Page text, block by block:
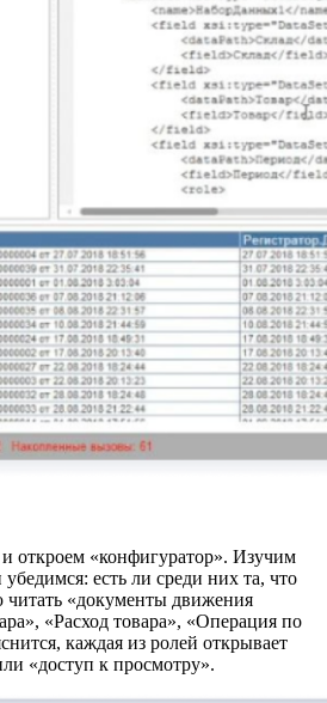
откроем «конфигуратор». Изучим
есть ли среди них та, что
читать «документы движения
«Расход товара», «Операция по
каждая из ролей открывает
«доступ к просмотру».